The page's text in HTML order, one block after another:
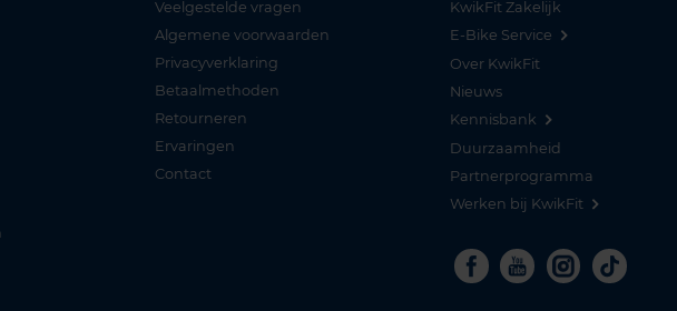
Veelgestelde vragen
Algemene voorwaarden
Privacyverklaring
Betaalmethoden
Retourneren
Ervaringen
Contact
KwikFit Zakelijk
E-Bike Service
Over KwikFit
Nieuws
Kennisbank
Duurzaamheid
Partnerprogramma
Werken bij KwikFit
Facebook
YoutubeInstagram
Tiktok